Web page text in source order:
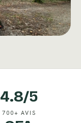
4.8/5
700+ AVIS